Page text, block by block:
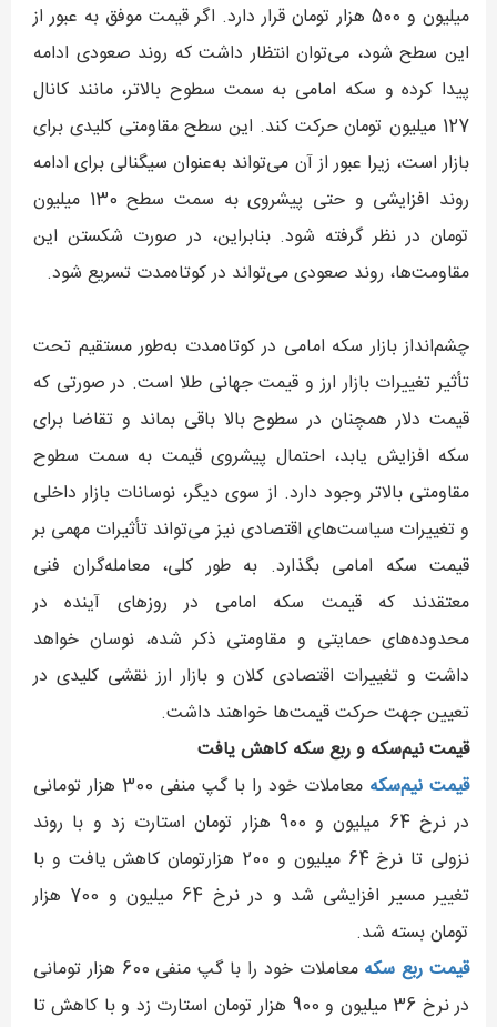
میلیون و 500 هزار تومان قرار دارد. اگر قیمت موفق به عبور از
این سطح شود، می‌توان انتظار داشت که روند صعودی ادامه
پیدا کرده و سکه امامی به سمت سطوح بالاتر، مانند کانال
127 میلیون تومان حرکت کند. این سطح مقاومتی کلیدی برای
بازار است، زیرا عبور از آن می‌تواند به‌عنوان سیگنالی برای ادامه
روند افزایشی و حتی پیشروی به سمت سطح 130 میلیون
تومان در نظر گرفته شود. بنابراین، در صورت شکستن این
مقاومت‌ها، روند صعودی می‌تواند در کوتاه‌مدت تسریع شود.
چشم‌انداز بازار سکه امامی در کوتاه‌مدت به‌طور مستقیم تحت
تأثیر تغییرات بازار ارز و قیمت جهانی طلا است. در صورتی که
قیمت دلار همچنان در سطوح بالا باقی بماند و تقاضا برای
سکه افزایش یابد، احتمال پیشروی قیمت به سمت سطوح
مقاومتی بالاتر وجود دارد. از سوی دیگر، نوسانات بازار داخلی
و تغییرات سیاست‌های اقتصادی نیز می‌تواند تأثیرات مهمی بر
قیمت سکه امامی بگذارد. به طور کلی، معامله‌گران فنی
معتقدند که قیمت سکه امامی در روزهای آینده در
محدوده‌های حمایتی و مقاومتی ذکر شده، نوسان خواهد
داشت و تغییرات اقتصادی کلان و بازار ارز نقشی کلیدی در
تعیین جهت حرکت قیمت‌ها خواهند داشت.
قیمت نیم‌سکه و ربع سکه کاهش یافت
قیمت نیم‌سکه
معاملات خود را با گپ منفی 300 هزار تومانی
در نرخ 64 میلیون و 900 هزار تومان استارت زد و با روند
نزولی تا نرخ 64 میلیون و 200 هزارتومان کاهش یافت و با
تغییر مسیر افزایشی شد و در نرخ 64 میلیون و 700 هزار
تومان بسته شد.
قیمت ربع سکه
معاملات خود را با گپ منفی 600 هزار تومانی
در نرخ 36 میلیون و 900 هزار تومان استارت زد و با کاهش تا